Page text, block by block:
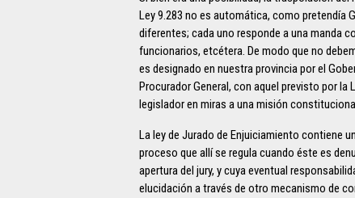
Ley 9.283 no es automática, como pretendía
diferentes; cada uno responde a una manda
funcionarios, etcétera. De modo que no
es designado en nuestra provincia por el
Procurador General, con aquel previsto por la
legislador en miras a una misión
La ley de Jurado de Enjuiciamiento contiene
proceso que allí se regula cuando éste es
apertura del jury, y cuya eventual
elucidación a través de otro mecanismo de